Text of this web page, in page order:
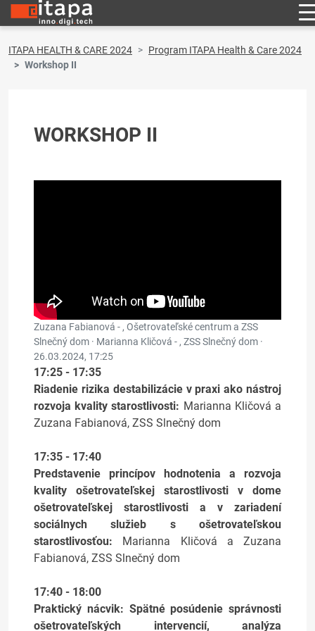
ITAPA HEALTH & CARE 2024
Program ITAPA Health & Care 2024
Workshop II
WORKSHOP II
Zuzana Fabianová - , Ošetrovateľské centrum a ZSS
Slnečný dom · Marianna Kličová - , ZSS Slnečný dom ·
26.03.2024, 17:25
17:25 - 17:35
Riadenie rizika destabilizácie v praxi ako nástroj
rozvoja kvality starostlivosti: Marianna Kličová a
Zuzana Fabianová, ZSS Slnečný dom
17:35 - 17:40
Predstavenie princípov hodnotenia a rozvoja
kvality ošetrovateľskej starostlivosti v dome
ošetrovateľskej starostlivosti a v zariadení
sociálnych služieb s ošetrovateľskou
starostlivosťou: Marianna Kličová a Zuzana
Fabianová, ZSS Slnečný dom
17:40 - 18:00
Praktický nácvik: Spätné posúdenie správnosti
ošetrovateľských intervencií, analýza